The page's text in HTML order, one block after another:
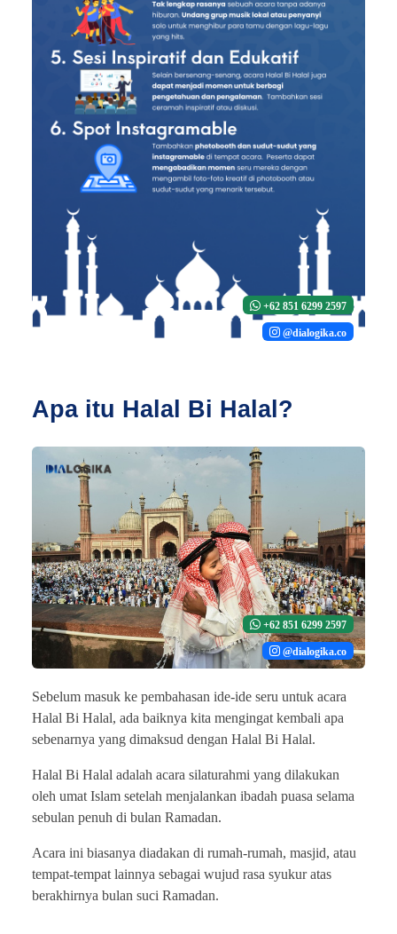
+62 851 6299 2597
@dialogika.co
Apa itu Halal Bi Halal?
+62 851 6299 2597
@dialogika.co
Sebelum masuk ke pembahasan ide-ide seru untuk acara
Halal Bi Halal, ada baiknya kita mengingat kembali apa
sebenarnya yang dimaksud dengan Halal Bi Halal.
Halal Bi Halal adalah acara silaturahmi yang dilakukan
oleh umat Islam setelah menjalankan ibadah puasa selama
sebulan penuh di bulan Ramadan.
Acara ini biasanya diadakan di rumah-rumah, masjid, atau
tempat-tempat lainnya sebagai wujud rasa syukur atas
berakhirnya bulan suci Ramadan.